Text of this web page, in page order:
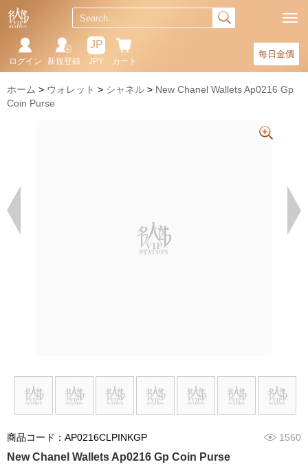
每日金價
カート
JP
JPY
新規登録
ログイン
ホーム ウォレット シャネル
New Chanel Wallets Ap0216 Gp
Coin Purse
商品コード：AP0216CLPINKGP 1560
New Chanel Wallets Ap0216 Gp Coin Purse